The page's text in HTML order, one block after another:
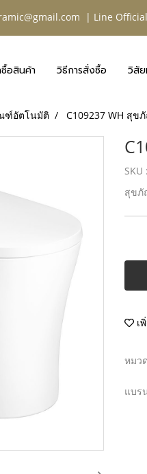
| Line
อสินค้า วิธีการสั่งซื้อ วิสั
ฑ์อัตโนมัติ C109237 WH สุข
SKU
สุขภั
เ
หมว
แบร